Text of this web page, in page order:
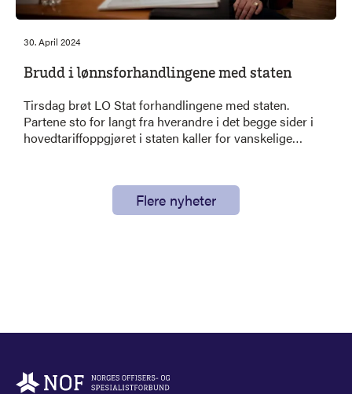
30. April 2024
Brudd i lønnsforhandlingene med staten
Tirsdag brøt LO Stat forhandlingene med staten.
Partene sto for langt fra hverandre i det begge sider i
hovedtariffoppgjøret i staten kaller for vanskelige
Flere nyheter